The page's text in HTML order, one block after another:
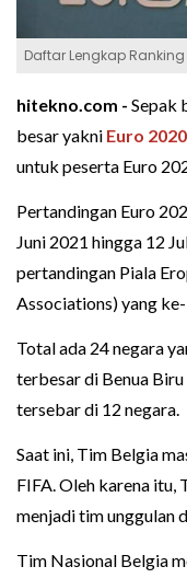
Daftar Lengkap Ranking
hitekno.com - Sepak
besar yakni Euro 2020
untuk peserta Euro
Pertandingan Euro
Juni 2021 hingga 12
pertandingan Piala
Associations) yang
Total ada 24 negara
terbesar di Benua
tersebar di 12 negara.
Saat ini, Tim Belgia
FIFA. Oleh karena itu,
menjadi tim unggulan
Tim Nasional Belgia